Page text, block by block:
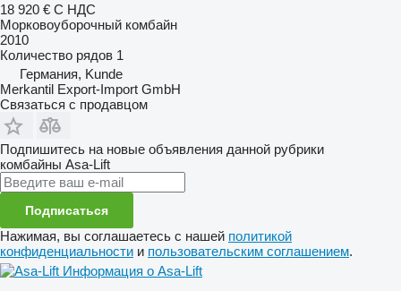
18 920 € С НДС
Морковоуборочный комбайн
2010
Количество рядов 1
Германия, Kunde
Merkantil Export-Import GmbH
Связаться с продавцом
Подпишитесь на новые объявления данной рубрики
комбайны Asa-Lift
Подписаться
Нажимая, вы соглашаетесь с нашей политикой
конфиденциальности и пользовательским соглашением.
Информация о Asa-Lift